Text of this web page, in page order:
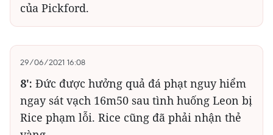
của Pickford.
29/06/2021 16:08
8': Đức được hưởng quả đá phạt nguy hiểm
ngay sát vạch 16m50 sau tình huống Leon bị
Rice phạm lỗi. Rice cũng đã phải nhận thẻ